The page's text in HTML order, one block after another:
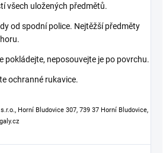
všech uložených předmětů.
od spodní police. Nejtěžší předměty
pokládejte, neposouvejte je po povrchu.
ochranné rukavice.
Horní Bludovice 307, 739 37 Horní Bludovice,